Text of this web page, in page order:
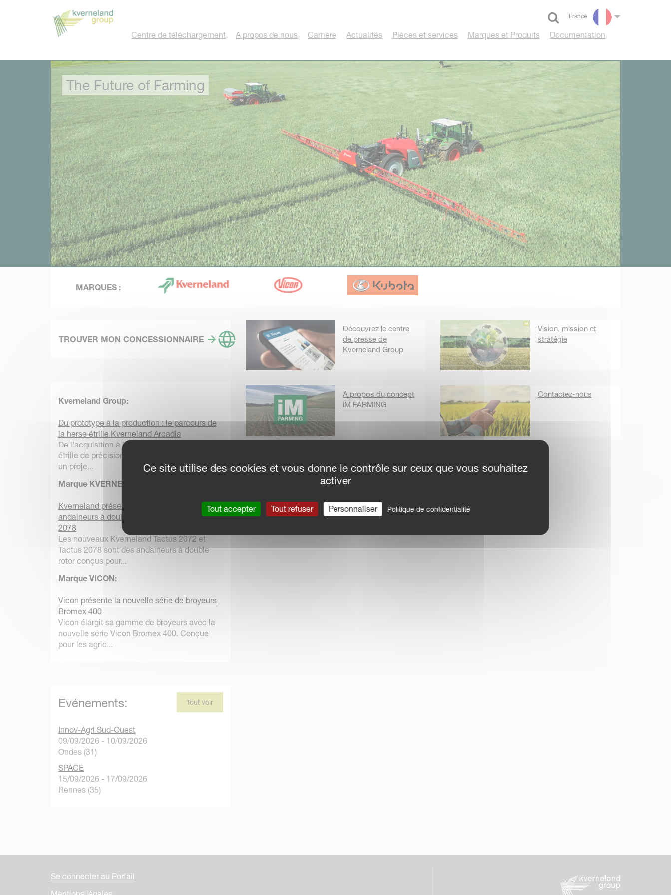
France
Select language
Centre de téléchargement A propos de nous Carrière Actualités Pièces et services Marques et Produits Documentation
The Future of Farming
MARQUES :
TROUVER MON CONCESSIONNAIRE
Kverneland Group:
Du prototype à la production : le parcours de
la herse étrille Kverneland Arcadia
De l’acquisition à la production, la herse
étrille de précision Kverneland Arcadia a été
un proje...
Marque KVERNELAND:
Kverneland présente les nouveaux
andaineurs à double rotor Tactus 2072 et
2078
Les nouveaux Kverneland Tactus 2072 et
Tactus 2078 sont des andaineurs à double
rotor conçus pour...
Marque VICON:
Vicon présente la nouvelle série de broyeurs
Bromex 400
Vicon élargit sa gamme de broyeurs avec la
nouvelle série Vicon Bromex 400. Conçue
pour les agric...
Evénements: Tout voir
Innov-Agri Sud-Ouest
09/09/2026 - 10/09/2026
Ondes (31)
SPACE
15/09/2026 - 17/09/2026
Rennes (35)
Découvrez le centre
de presse de
Kverneland Group
Vision, mission et
stratégie
A propos du concept
iM FARMING
Contactez-nous
Se connecter au Portail
Ce site utilise des cookies et vous donne le contrôle sur ceux que vous souhaitez
activer
Tout accepter Tout refuser Personnaliser Politique de confidentialité